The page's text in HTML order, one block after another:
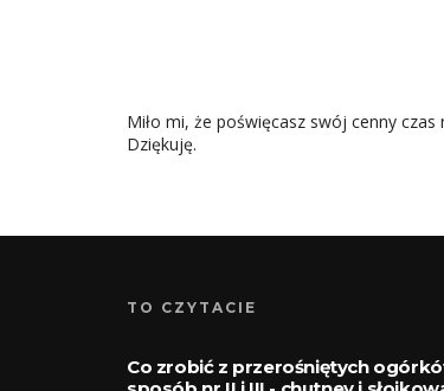
Miło mi, że poświęcasz swój cenny czas
Dziękuję.
TO CZYTACIE
Co zrobić z przerośniętych